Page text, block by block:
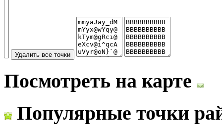
Посмотреть на карте
Популярные точки